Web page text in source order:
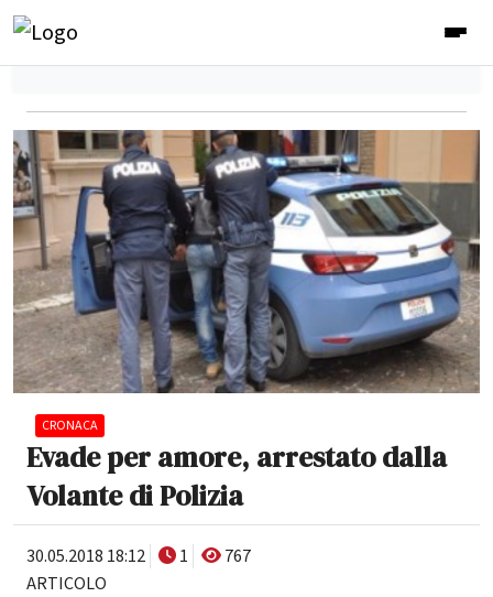
CRONACA
Evade per amore, arrestato dalla
Volante di Polizia
30.05.2018 18:12 1
767
ARTICOLO